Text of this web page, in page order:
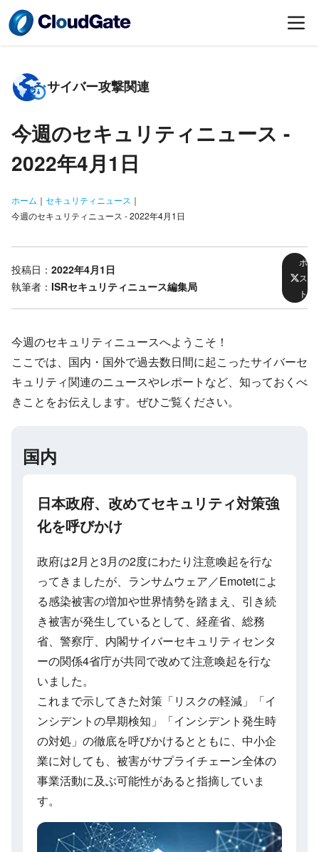
サイバー攻撃関連
今週のセキュリティニュース -
2022年4月1日
ホーム ｜ セキュリティニュース ｜
今週のセキュリティニュース - 2022年4月1日
投稿日： 2022年4月1日
執筆者： ISRセキュリティニュース編集局
ポ
ス
ト
今週のセキュリティニュースへようこそ！
ここでは、国内・国外で過去数日間に起こったサイバーセ
キュリティ関連のニュースやレポートなど、知っておくべ
きことをお伝えします。ぜひご覧ください。
国内
日本政府、改めてセキュリティ対策強
化を呼びかけ
政府は2月と3月の2度にわたり注意喚起を行な
ってきましたが、ランサムウェア／Emotetによ
る感染被害の増加や世界情勢を踏まえ、引き続
き被害が発生しているとして、経産省、総務
省、警察庁、内閣サイバーセキュリティセンタ
ーの関係4省庁が共同で改めて注意喚起を行な
いました。
これまで示してきた対策「リスクの軽減」「イ
ンシデントの早期検知」「インシデント発生時
の対処」の徹底を呼びかけるとともに、中小企
業に対しても、被害がサプライチェーン全体の
事業活動に及ぶ可能性があると指摘していま
す。